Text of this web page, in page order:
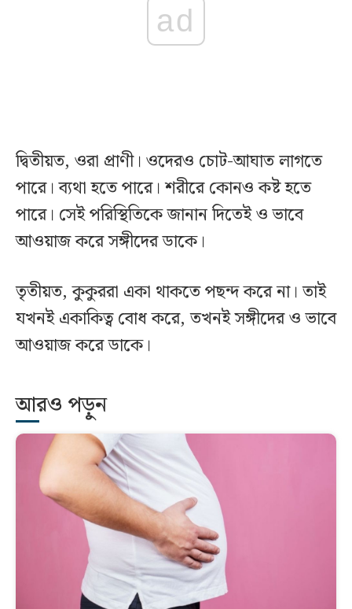
ad
দ্বিতীয়ত, ওরা প্রাণী। ওদেরও চোট-আঘাত লাগতে
পারে। ব্যথা হতে পারে। শরীরে কোনও কষ্ট হতে
পারে। সেই পরিস্থিতিকে জানান দিতেই ও ভাবে
আওয়াজ করে সঙ্গীদের ডাকে।
তৃতীয়ত, কুকুররা একা থাকতে পছন্দ করে না। তাই
যখনই একাকিত্ব বোধ করে, তখনই সঙ্গীদের ও ভাবে
আওয়াজ করে ডাকে।
আরও পড়ুন